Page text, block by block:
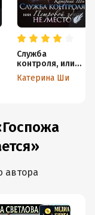
Служба
контроля, или
Петровой здесь
не место!
Катерина Ши
автора